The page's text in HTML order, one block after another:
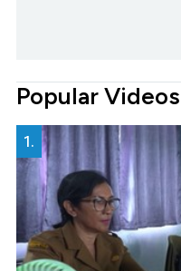
Popular Videos
1.